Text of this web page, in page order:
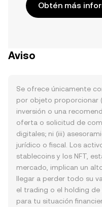
Obtén más
Aviso
Se ofrece únicamente
por objeto proporcionar
inversión o una
oferta o solicitud de
digitales; ni (iii)
jurídico o fiscal. Los
stablecoins y los NFT,
mercado, implican un
llegar a perder todo su
el trading o el holding
para tu situación